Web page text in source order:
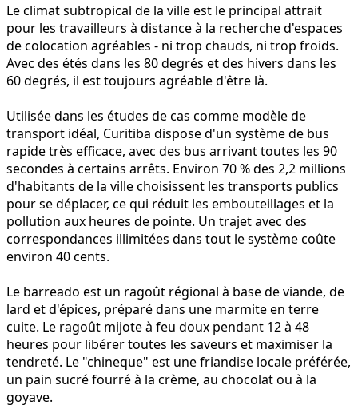
Le climat subtropical de la ville est le principal attrait
pour les travailleurs à distance à la recherche d'espaces
de colocation agréables - ni trop chauds, ni trop froids.
Avec des étés dans les 80 degrés et des hivers dans les
60 degrés, il est toujours agréable d'être là.
Utilisée dans les études de cas comme modèle de
transport idéal, Curitiba dispose d'un système de bus
rapide très efficace, avec des bus arrivant toutes les 90
secondes à certains arrêts. Environ 70 % des 2,2 millions
d'habitants de la ville choisissent les transports publics
pour se déplacer, ce qui réduit les embouteillages et la
pollution aux heures de pointe. Un trajet avec des
correspondances illimitées dans tout le système coûte
environ 40 cents.
Le barreado est un ragoût régional à base de viande, de
lard et d'épices, préparé dans une marmite en terre
cuite. Le ragoût mijote à feu doux pendant 12 à 48
heures pour libérer toutes les saveurs et maximiser la
tendreté. Le "chineque" est une friandise locale préférée,
un pain sucré fourré à la crème, au chocolat ou à la
goyave.